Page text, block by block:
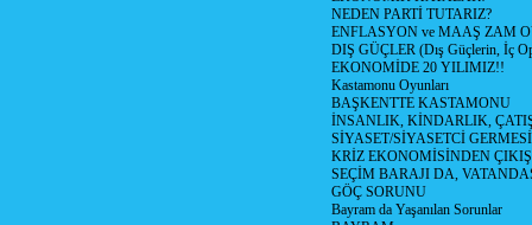
NEDEN PARTİ TUTARIZ?
ENFLASYON ve MAAŞ ZAM
DIŞ GÜÇLER (Dış Güçlerin, İç
EKONOMİDE 20 YILIMIZ!!
Kastamonu Oyunları
BAŞKENTTE KASTAMONU
İNSANLIK, KİNDARLIK,
SİYASET/SİYASETCİ
KRİZ EKONOMİSİNDEN ÇIKIŞ
SEÇİM BARAJI DA,
GÖÇ SORUNU
Bayram da Yaşanılan Sorunlar